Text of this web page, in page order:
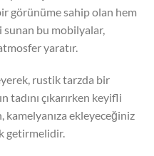
görünüme sahip olan hem
bu mobilyalar,
yaratır.
rustik tarzda bir
tadını çıkarırken keyifli
ekleyeceğiniz
getirmelidir.